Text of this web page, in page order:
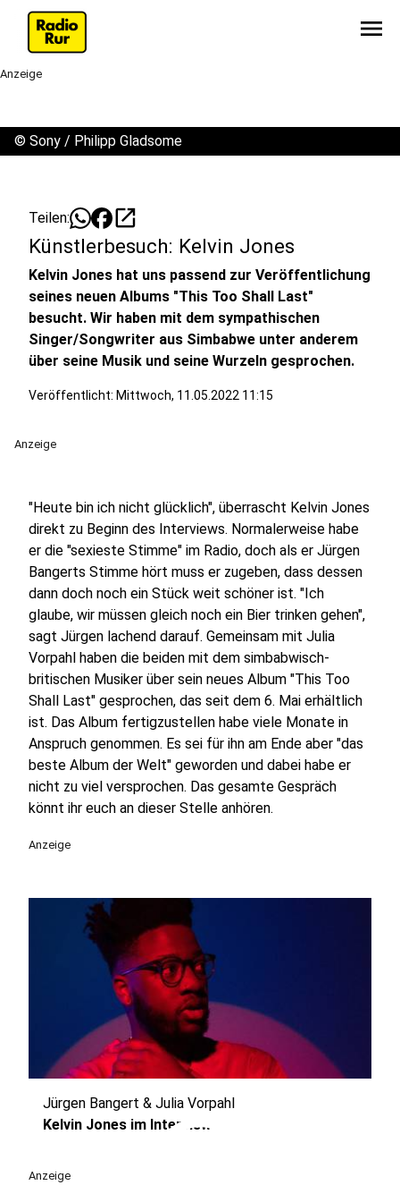
menu
Anzeige
© Sony / Philipp Gladsome
Teilen: open_in_new
Künstlerbesuch: Kelvin Jones
Kelvin Jones hat uns passend zur Veröffentlichung
seines neuen Albums "This Too Shall Last"
besucht. Wir haben mit dem sympathischen
Singer/Songwriter aus Simbabwe unter anderem
über seine Musik und seine Wurzeln gesprochen.
Veröffentlicht: Mittwoch, 11.05.2022 11:15
Anzeige
"Heute bin ich nicht glücklich", überrascht Kelvin Jones
direkt zu Beginn des Interviews. Normalerweise habe
er die "sexieste Stimme" im Radio, doch als er Jürgen
Bangerts Stimme hört muss er zugeben, dass dessen
dann doch noch ein Stück weit schöner ist. "Ich
glaube, wir müssen gleich noch ein Bier trinken gehen",
sagt Jürgen lachend darauf. Gemeinsam mit Julia
Vorpahl haben die beiden mit dem simbabwisch-
britischen Musiker über sein neues Album "This Too
Shall Last" gesprochen, das seit dem 6. Mai erhältlich
ist. Das Album fertigzustellen habe viele Monate in
Anspruch genommen. Es sei für ihn am Ende aber "das
beste Album der Welt" geworden und dabei habe er
nicht zu viel versprochen. Das gesamte Gespräch
könnt ihr euch an dieser Stelle anhören.
Anzeige
play_circle
Jürgen Bangert & Julia Vorpahl
Kelvin Jones im Interview
Anzeige